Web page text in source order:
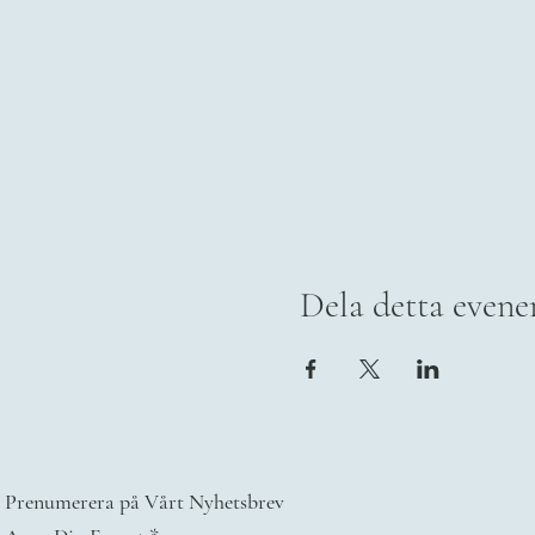
Dela detta
Prenumerera på Vårt Nyhetsbrev